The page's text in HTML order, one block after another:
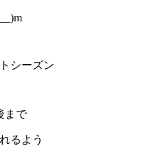
シーズン
まで
るよう